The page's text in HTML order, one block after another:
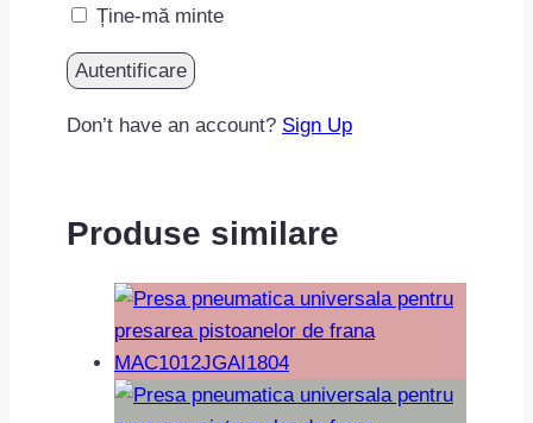
Ține-mă minte
Don’t have an account? Sign Up
Produse similare